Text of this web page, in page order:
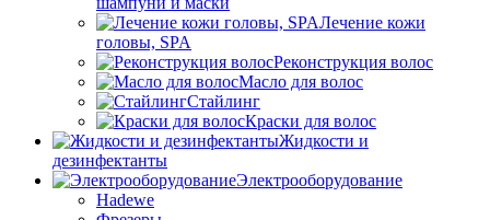
Лечение кожи
головы, SPA
Реконструкция волос
Масло для волос
Стайлинг
Краски для волос
Жидкости и
дезинфектанты
Электрооборудование
Hadewe